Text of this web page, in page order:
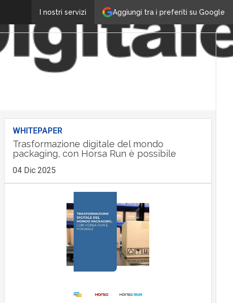
Aggiungi tra i preferiti su Google
I nostri servizi
WHITEPAPER
Trasformazione digitale del mondo
packaging, con Horsa Run è possibile
04 Dic 2025